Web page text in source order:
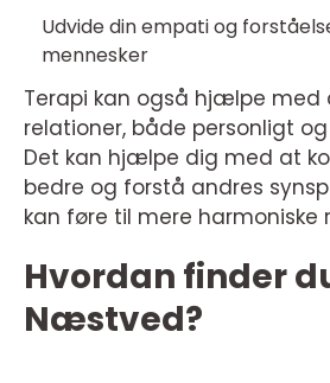
Udvide din empati og
mennesker
Terapi kan også hjælpe med
relationer, både personligt
Det kan hjælpe dig med at
bedre og forstå andres
kan føre til mere harmoniske
Hvordan finder
Næstved?